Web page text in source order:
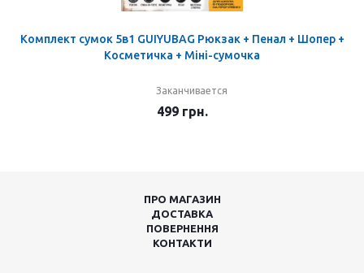
Комплект сумок 5в1 GUIYUBAG Рюкзак + Пенал + Шопер +
Косметичка + Міні-сумочка
Заканчивается
499 грн.
ПРО МАГАЗИН
ДОСТАВКА
ПОВЕРНЕННЯ
КОНТАКТИ